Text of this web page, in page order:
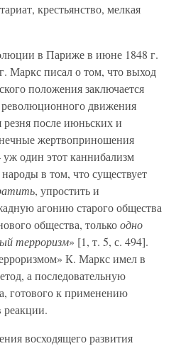
крестьянство, мелкая
в Париже в июне 1848 г.
Маркс писал о том, что выход
положения заключается
движения
резня после июньских и
жертвоприношения
уж один этот каннибализм
в том, что существует
, упростить и
агонию старого общества
общества, толькоодно
терроризм» [1, т. 5, с. 494].
К. Маркс имел в
а последовательную
готового к применению
реакции.
восходящего развития